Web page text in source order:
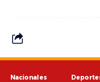
Nacionales